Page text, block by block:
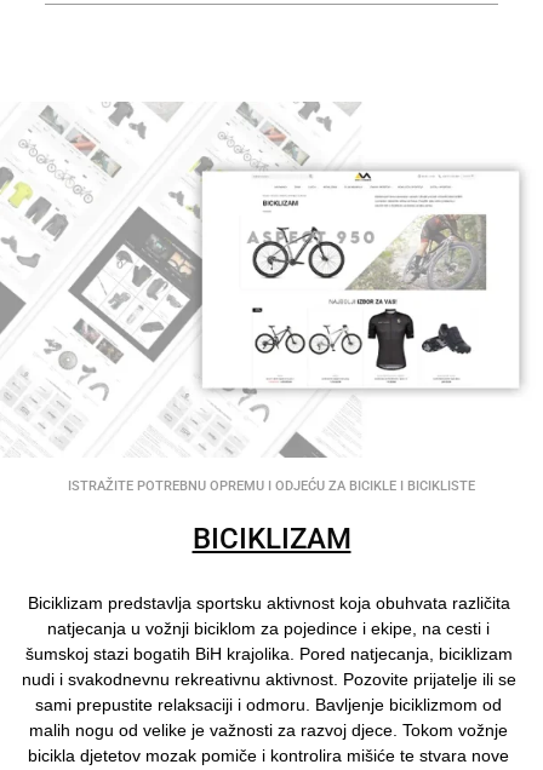
ISTRAŽITE POTREBNU OPREMU I ODJEĆU ZA BICIKLE I BICIKLISTE
BICIKLIZAM
Biciklizam predstavlja sportsku aktivnost koja obuhvata različita
natjecanja u vožnji biciklom za pojedince i ekipe, na cesti i
šumskoj stazi bogatih BiH krajolika. Pored natjecanja, biciklizam
nudi i svakodnevnu rekreativnu aktivnost. Pozovite prijatelje ili se
sami prepustite relaksaciji i odmoru. Bavljenje biciklizmom od
malih nogu od velike je važnosti za razvoj djece. Tokom vožnje
bicikla djetetov mozak pomiče i kontrolira mišiće te stvara nove